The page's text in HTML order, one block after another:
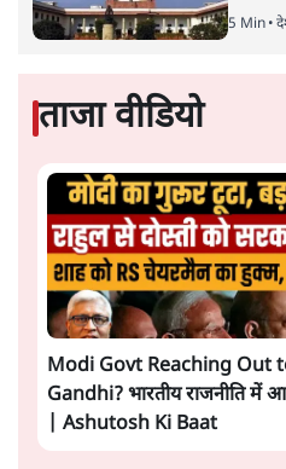
कूटनीति में समय ही सबसेबड़ा
यूरोपीय संघ मुक्त व्यापार
किसी दीर्घकालिक रणनीतिक
परिस्थितियों के दबाव में लिया
और पढ़ें
सत्य हिन्दी ऐपडाउनलोडकरें
सतीश झा